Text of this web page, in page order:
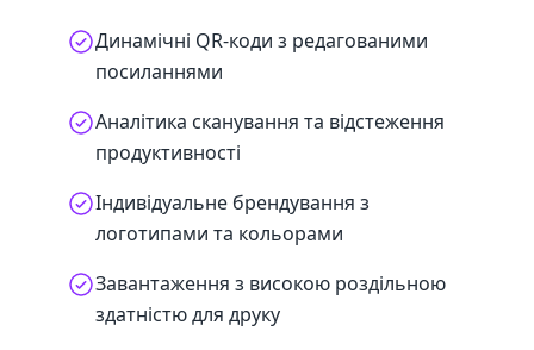
Динамічні QR-коди з редагованими
посиланнями
Аналітика сканування та відстеження
продуктивності
Індивідуальне брендування з
логотипами та кольорами
Завантаження з високою роздільною
здатністю для друку